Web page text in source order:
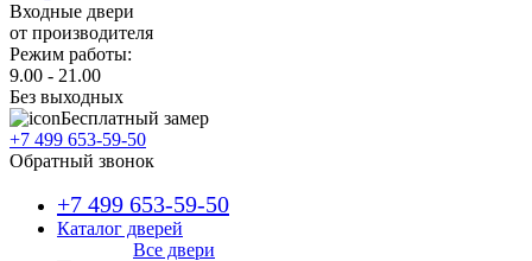
Входные двери
от производителя
Режим работы:
9.00 - 21.00
Без выходных
Бесплатный замер
+7 499 653-59-50
Обратный звонок
+7 499 653-59-50
Каталог дверей
Все двери